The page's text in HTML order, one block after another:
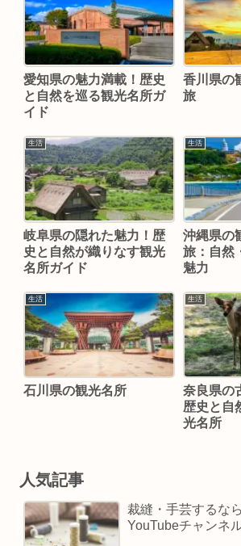
愛知県の魅力満載！歴史
と自然を巡る観光名所ガ
イド
香川県の
旅
生活
岐阜県の隠れた魅力！歴
史と自然が織りなす観光
名所ガイド
生活
沖縄県の
旅：自然
魅力
生活
石川県の観光名所
生活
奈良県の
歴史と自
光名所
人気記事
裁縫・手芸するな
YouTubeチャンネ